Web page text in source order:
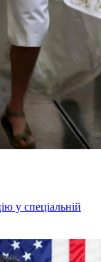
у спеціальній